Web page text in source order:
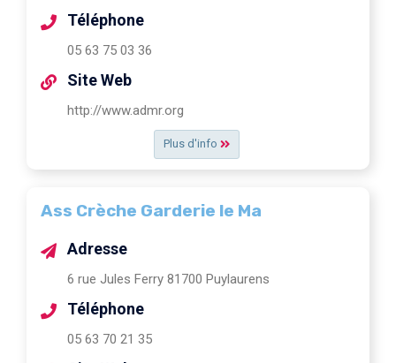
Plus d'info
Téléphone
05 63 75 03 36
Site Web
http://www.admr.org
Ass Crèche Garderie le Ma
Adresse
6 rue Jules Ferry 81700 Puylaurens
Téléphone
05 63 70 21 35